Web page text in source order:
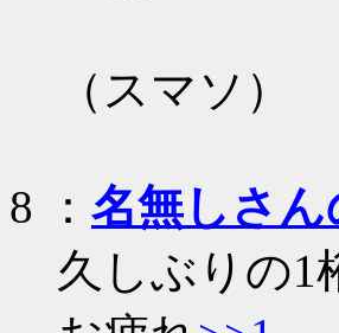
（スマソ）
8 ： 名無しさん
久しぶりの1